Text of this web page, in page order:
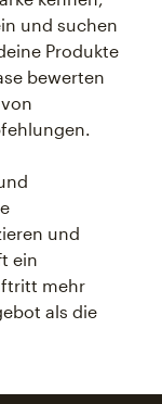
und suchen
Produkte
bewerten
und
ein
mehr
als die